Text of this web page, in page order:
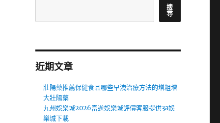
搜
尋
近期文章
壯陽藥推薦保健食品哪些早洩治療方法的增粗增
大壯陽藥
九州娛樂城2026富遊娛樂城評價客服提供3a娛
樂城下載